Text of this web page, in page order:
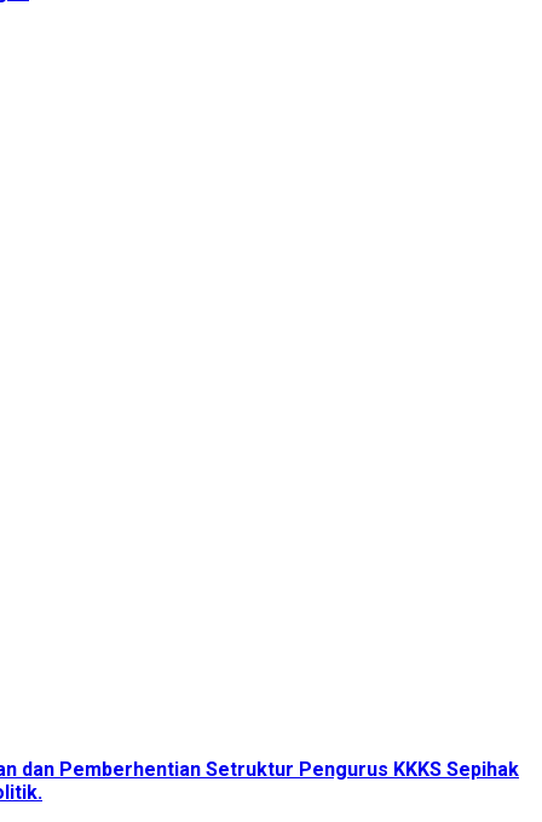
dan Pemberhentian Setruktur Pengurus KKKS Sepihak